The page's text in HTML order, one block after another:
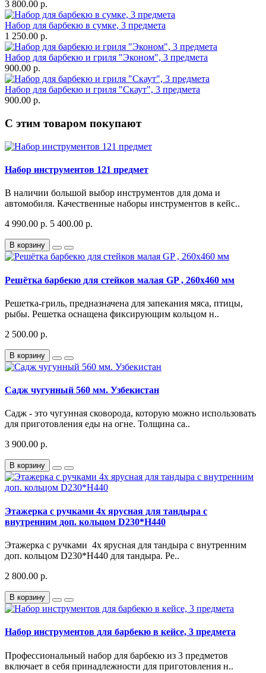
3 800.00 р.
Набор для барбекю в сумке, 3 предмета
1 250.00 р.
Набор для барбекю и гриля "Эконом", 3 предмета
900.00 р.
Набор для барбекю и гриля "Скаут", 3 предмета
900.00 р.
С этим товаром покупают
Набор инструментов 121 предмет
В наличии большой выбор инструментов для дома и
автомобиля. Качественные наборы инструментов в кейс..
4 990.00 р. 5 400.00 р.
В корзину
Решётка барбекю для стейков малая GP , 260х460 мм
Решетка-гриль, предназначена для запекания мяса, птицы,
рыбы. Решетка оснащена фиксирующим кольцом н..
2 500.00 р.
В корзину
Садж чугунный 560 мм. Узбекистан
Садж - это чугунная сковорода, которую можно использовать
для приготовления еды на огне. Толщина са..
3 900.00 р.
В корзину
Этажерка с ручками 4х ярусная для тандыра с
внутренним доп. кольцом D230*H440
Этажерка с ручками 4х ярусная для тандыра с внутренним
доп. кольцом D230*H440 для тандыра. Ре..
2 800.00 р.
В корзину
Набор инструментов для барбекю в кейсе, 3 предмета
Профессиональный набор для барбекю из 3 предметов
включает в себя принадлежности для приготовления н..